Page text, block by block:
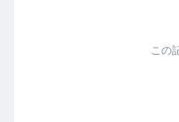
この